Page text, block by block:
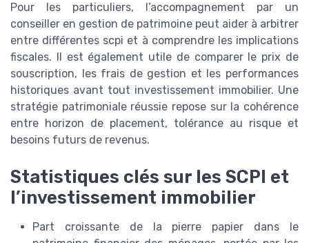
Pour les particuliers, l’accompagnement par un
conseiller en gestion de patrimoine peut aider à arbitrer
entre différentes scpi et à comprendre les implications
fiscales. Il est également utile de comparer le prix de
souscription, les frais de gestion et les performances
historiques avant tout investissement immobilier. Une
stratégie patrimoniale réussie repose sur la cohérence
entre horizon de placement, tolérance au risque et
besoins futurs de revenus.
Statistiques clés sur les SCPI et
l’investissement immobilier
Part croissante de la pierre papier dans le